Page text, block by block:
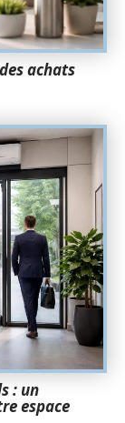
achats
: un
espace